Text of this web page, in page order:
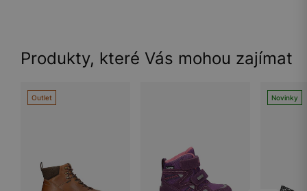
Produkty, které Vás mohou zajímat
Outlet Novinky